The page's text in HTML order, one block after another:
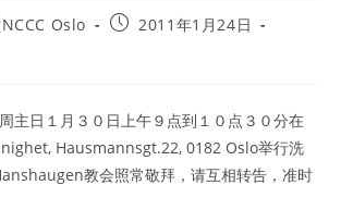
Oslo
Post2011年1月24日
主日１月３０日上午９点到１０点３０分在
Hausmannsgt.22, 0182 Oslo举行洗
教会照常敬拜，请互相转告，准时